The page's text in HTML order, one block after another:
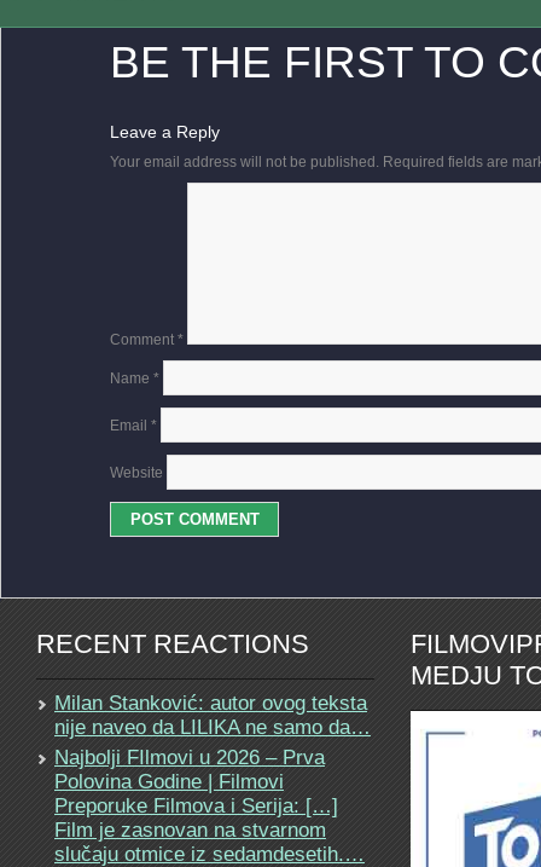
BE THE FIRST TO
Leave a Reply
Your email address will not be published. Required fields are
Comment *
Name *
Email *
Website
RECENT REACTIONS
Milan Stanković: autor ovog teksta
nije naveo da LILIKA ne samo da…
Najbolji FIlmovi u 2026 – Prva
Polovina Godine | Filmovi
Preporuke Filmova i Serija: […]
Film je zasnovan na stvarnom
slučaju otmice iz sedamdesetih.…
MEDJU